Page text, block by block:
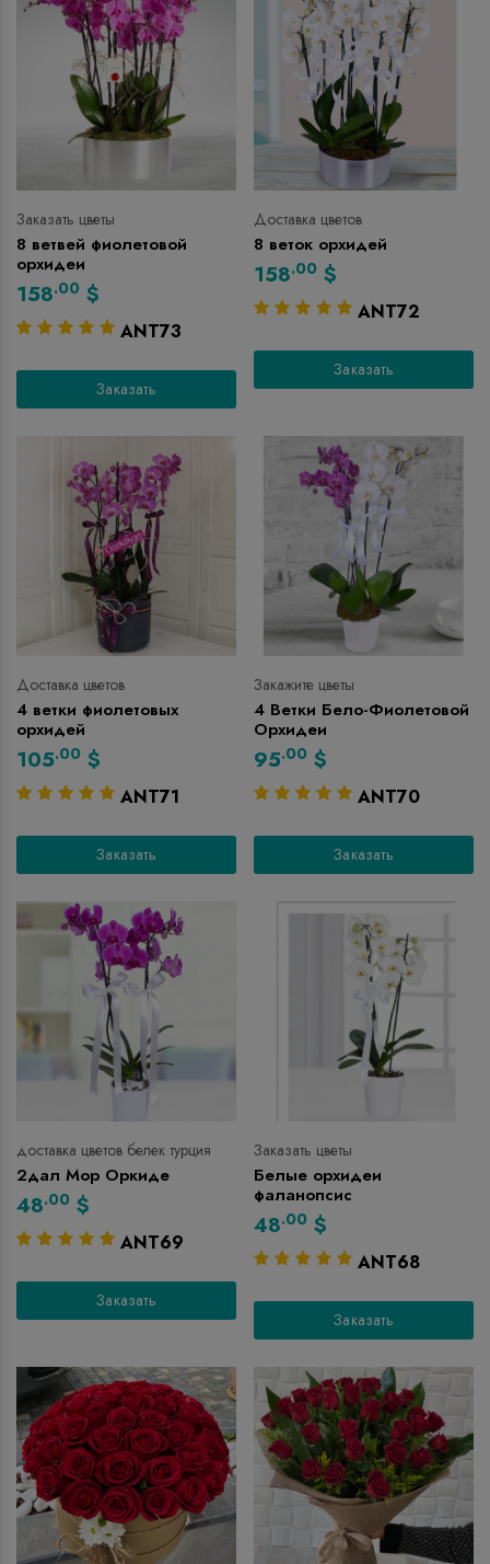
Заказать цветы
8 ветвей фиолетовой
орхидеи
158.00 $
ANT73
Заказать
Доставка цветов
8 веток орхидей
158.00 $
ANT72
Заказать
Доставка цветов
4 ветки фиолетовых
орхидей
105.00 $
ANT71
Заказать
Закажите цветы
4 Ветки Бело-Фиолетовой
Орхидеи
95.00 $
ANT70
Заказать
доставка цветов белек турция
2дал Мор Оркиде
48.00 $
ANT69
Заказать
Заказать цветы
Белые орхидеи
фаланопсис
48.00 $
ANT68
Заказать